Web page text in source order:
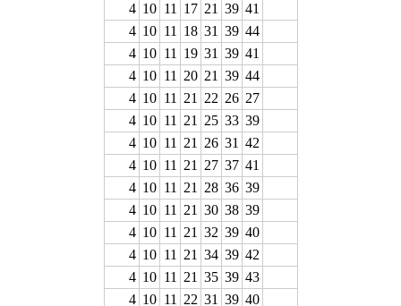
4 10 11 17 21 39 41
4 10 11 18 31 39 44
4 10 11 19 31 39 41
4 10 11 20 21 39 44
4 10 11 21 22 26 27
4 10 11 21 25 33 39
4 10 11 21 26 31 42
4 10 11 21 27 37 41
4 10 11 21 28 36 39
4 10 11 21 30 38 39
4 10 11 21 32 39 40
4 10 11 21 34 39 42
4 10 11 21 35 39 43
4 10 11 22 31 39 40